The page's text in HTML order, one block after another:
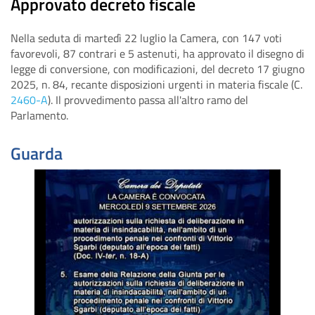
Nella seduta di martedì 22 luglio la Camera, con 147 voti
favorevoli, 87 contrari e 5 astenuti, ha approvato il disegno di
legge di conversione, con modificazioni, del decreto 17 giugno
2025, n. 84, recante disposizioni urgenti in materia fiscale (C.
2460-A). Il provvedimento passa all'altro ramo del
Parlamento.
Guarda